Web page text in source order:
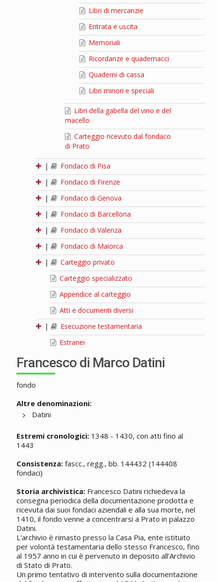
Libri di mercanzie
Entrata e uscita
Memoriali
Ricordanze e quadernacci
Quaderni di cassa
Libri minori e speciali
Libri della gabella del vino e del
macello
Carteggio ricevuto dal fondaco
di Prato
|
Fondaco di Pisa
|
Fondaco di Firenze
|
Fondaco di Genova
|
Fondaco di Barcellona
|
Fondaco di Valenza
|
Fondaco di Maiorca
|
Carteggio privato
Carteggio specializzato
Appendice al carteggio
Atti e documenti diversi
|
Esecuzione testamentaria
Estranei
Francesco di Marco Datini
fondo
Altre denominazioni:
Datini
Estremi cronologici:1348 - 1430, con atti fino al
1443
Consistenza:fascc., regg., bb. 144432 (144408
fondaci)
Storia archivistica:Francesco Datini richiedeva la
consegna periodica della documentazione prodotta e
ricevuta dai suoi fondaci aziendali e alla sua morte, nel
1410, il fondo venne a concentrarsi a Prato in palazzo
Datini.
L'archivio è rimasto presso la Casa Pia, ente istituito
per volontà testamentaria dello stesso Francesco, fino
al 1957 anno in cui è pervenuto in deposito all'Archivio
di Stato di Prato.
Un primo tentativo di intervento sulla documentazione